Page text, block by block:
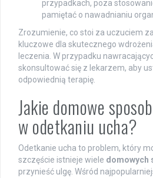
przypadkach, poza
pamiętać o nawadnianiu
Zrozumienie, co stoi za uczuciem
kluczowe dla skutecznego
leczenia. W przypadku
skonsultować się z lekarzem, aby
odpowiednią terapię.
Jakie domowe
w odetkaniu ucha?
Odetkanie ucha to problem, który
szczęście istnieje wiele domowych
przynieść ulgę. Wśród